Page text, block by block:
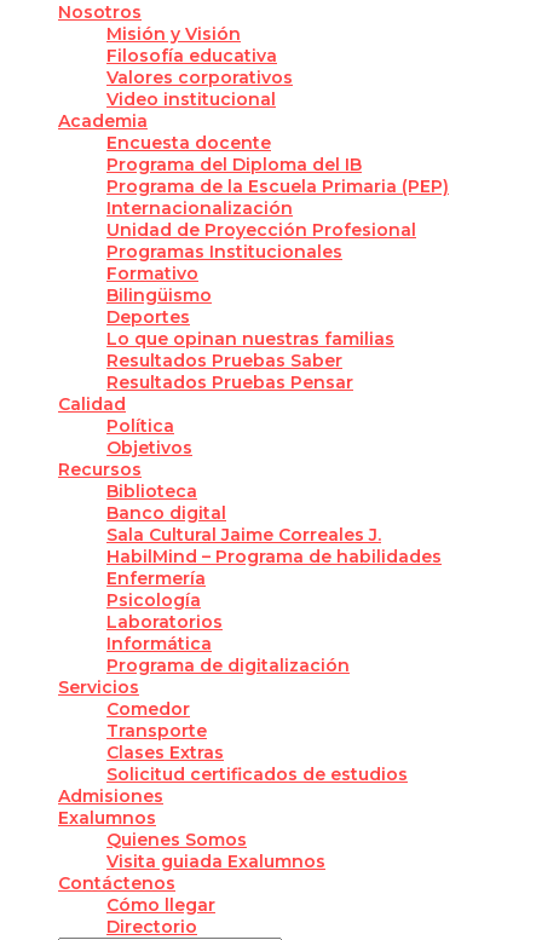
Nosotros
Misión y Visión
Filosofía educativa
Valores corporativos
Video institucional
Academia
Encuesta docente
Programa del Diploma del IB
Programa de la Escuela Primaria (PEP)
Internacionalización
Unidad de Proyección Profesional
Programas Institucionales
Formativo
Bilingüismo
Deportes
Lo que opinan nuestras familias
Resultados Pruebas Saber
Resultados Pruebas Pensar
Calidad
Política
Objetivos
Recursos
Biblioteca
Banco digital
Sala Cultural Jaime Correales J.
HabilMind – Programa de habilidades
Enfermería
Psicología
Laboratorios
Informática
Programa de digitalización
Servicios
Comedor
Transporte
Clases Extras
Solicitud certificados de estudios
Admisiones
Exalumnos
Quienes Somos
Visita guiada Exalumnos
Contáctenos
Cómo llegar
Directorio